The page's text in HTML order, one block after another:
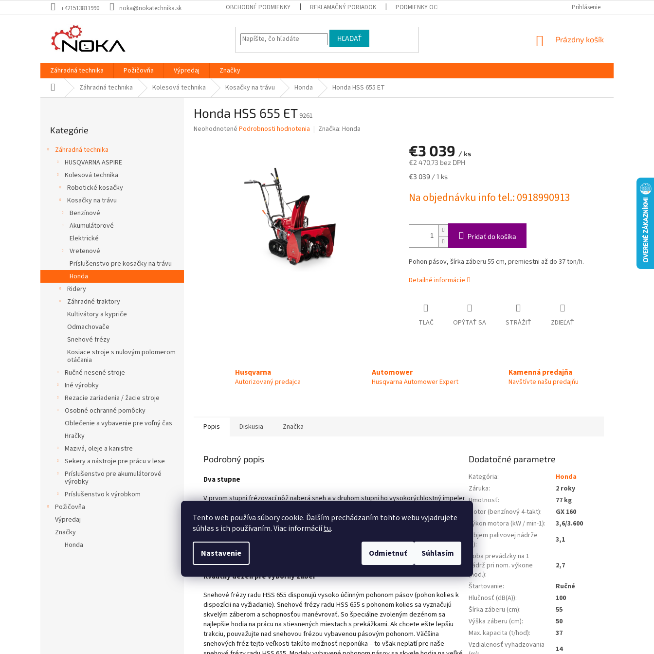
Tento web používa súbory cookie. Ďalším prechádzaním tohto webu vyjadrujete
súhlas s ich používaním. Viac informáciítu.
Nastavenie Odmietnuť Súhlasím
na
+421513811990 noka@nokatechnika.sk OBCHODNÉ PODMIENKY REKLAMAČNÝ PORIADOK PODMIENKY OCHRANY OSOBNÝCH ÚDAJOV DOPRAVA A PLATBAPrihlásenie
HĽADAŤ
NÁKUPNÝ
Prázdny košík
Záhradná technika Požičovňa Výpredaj
Značky
Domov Záhradná technika Kolesová technika Kosačky na trávu Honda Honda HSS 655 ET
kategórie
Kategórie
Záhradná technika
HUSQVARNA ASPIRE
Kolesová technika
Robotické kosačky
Kosačky na trávu
Benzínové
Akumulátorové
Elektrické
Vretenové
Príslušenstvo pre kosačky na trávu
Honda
Ridery
Záhradné traktory
Kultivátory a kypriče
Odmachovače
Snehové frézy
Kosiace stroje s nulovým polomerom
otáčania
Ručné nesené stroje
Iné výrobky
Rezacie zariadenia / žacie stroje
Osobné ochranné pomôcky
Oblečenie a vybavenie pre voľný čas
Hračky
Mazivá, oleje a kanistre
Sekery a nástroje pre prácu v lese
Príslušenstvo pre akumulátorové
výrobky
Príslušenstvo k výrobkom
Požičovňa
Výpredaj
Značky
Honda
Honda HSS 655 ET 9261
Priemerné
Neohodnotené Podrobnosti hodnotenia Značka: Honda
€3 039 / ks
€2 470,73 bez DPH
Jednotková
€3 039 / 1 ks
Na objednávku info tel.: 0918990913
Pridať do košíka
Pohon pásov, šírka záberu 55 cm, premiestni až do 37 ton/h.
Detailné informácie
TLAČ OPÝTAŤ SA STRÁŽIŤ ZDIEĽAŤ
Husqvarna
Autorizovaný predajca
Automower
Husqvarna Automower Expert
Kamenná predajňa
Navštívte našu predajňu
Popis Diskusia Značka
Podrobný popis
Dva stupne
V prvom stupni frézovací nôž naberá sneh a v druhom stupni ho vysokorýchlostný impeler
alebo profesionálne používanie, sú vhodné na odstránenie snehovej vrstvy s hĺbkou až 50
cm. Sú navrhnuté tak, aby poskytovali najlepší pomer medzi úspornosťou, jednoduchosťou
rozmeroch a nízkej hmotnosti. Vďaka tomu vám tieto snehové frézy skutočne uľahčia
život.
Kvalitný dezén pre výborný záber
Snehové frézy radu HSS 655 disponujú vysoko účinným pohonom pásov (pohon kolies k
dispozícii na vyžiadanie).Snehové frézy radu HSS 655 s pohonom kolies sa vyznačujú
skvelým záberom a schopnosťou manévrovať. So špeciálne zvoleným dezénom sa
najlepšie hodia na prácu na stiesnených miestach s prekážkami. Ak chcete ešte lepšiu
trakciu, pouvažujte nad snehovou frézou vybavenou pásovým pohonom. Väčšina
snehových fréz tejto veľkosti takúto možnosť neponúka – to však neplatí pre naše
Dodatočné parametre
Kategória:
Honda
Záruka:
2 roky
Hmotnosť:
77 kg
Motor (benzínový 4-takt):
GX 160
Výkon motora (kW / min-1):
3,6/3.600
Objem palivovej nádrže
(L):
3,1
Doba prevádzky na 1
nádrž pri nom. výkone
(hod.):
2,7
Štartovanie:
Ručné
Hlučnosť (dB(A)):
100
Šírka záberu (cm):
55
Výška záberu (cm):
50
Max. kapacita (t/hod):
37
Vzdialenosť vyhadzovania
14